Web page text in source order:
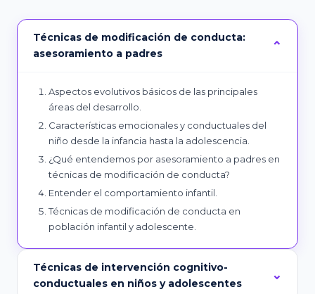
Técnicas de modificación de conducta:
asesoramiento a padres
Aspectos evolutivos básicos de las principales
áreas del desarrollo.
Características emocionales y conductuales del
niño desde la infancia hasta la adolescencia.
¿Qué entendemos por asesoramiento a padres en
técnicas de modificación de conducta?
Entender el comportamiento infantil.
Técnicas de modificación de conducta en
población infantil y adolescente.
Técnicas de intervención cognitivo-
conductuales en niños y adolescentes